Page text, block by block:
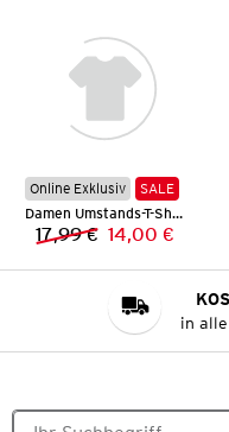
Online Exklusiv
SALE
Damen Umstands-T-Shirt
Vorheriger
17,99 € Neuer Preis:
14,00 €
in